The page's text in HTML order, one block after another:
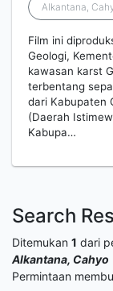
Alkantana,
Film ini
Geologi,
kawasan karst
terbentang
dari Kabupaten
(Daerah
Kabupa…
Search
Ditemukan 1 dari
Alkantana, Cahyo
Permintaan